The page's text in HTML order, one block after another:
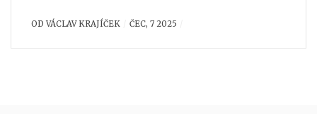
ODVÁCLAV KRAJÍČEK ČEC, 7 2025